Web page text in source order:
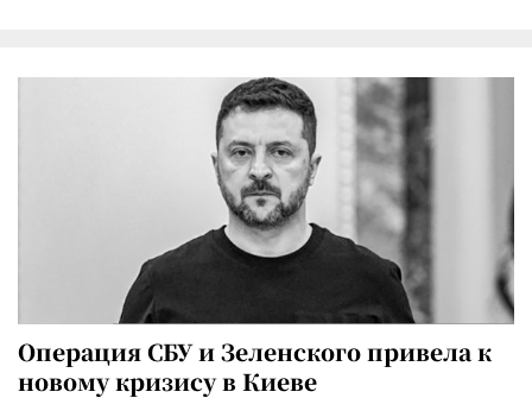
Операция СБУ и Зеленского привела к
новому кризису в Киеве